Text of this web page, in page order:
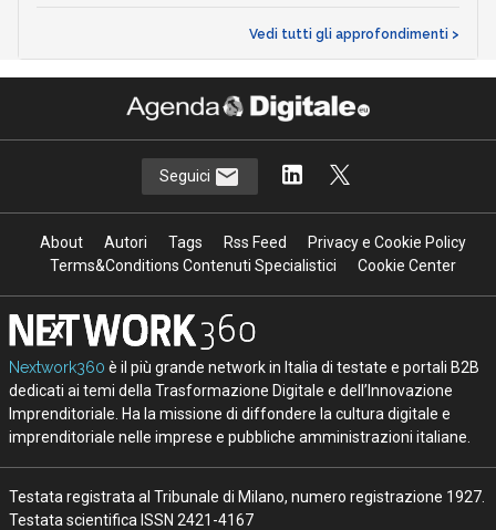
Vedi tutti gli approfondimenti >
Seguici
About Autori Tags Rss Feed
Privacy e Cookie Policy
Terms&Conditions Contenuti Specialistici
Cookie Center
Nextwork360 è il più grande network in Italia di testate e portali B2B
dedicati ai temi della Trasformazione Digitale e dell’Innovazione
Imprenditoriale. Ha la missione di diffondere la cultura digitale e
imprenditoriale nelle imprese e pubbliche amministrazioni italiane.
Testata registrata al Tribunale di Milano, numero registrazione 1927.
Testata scientifica ISSN 2421-4167